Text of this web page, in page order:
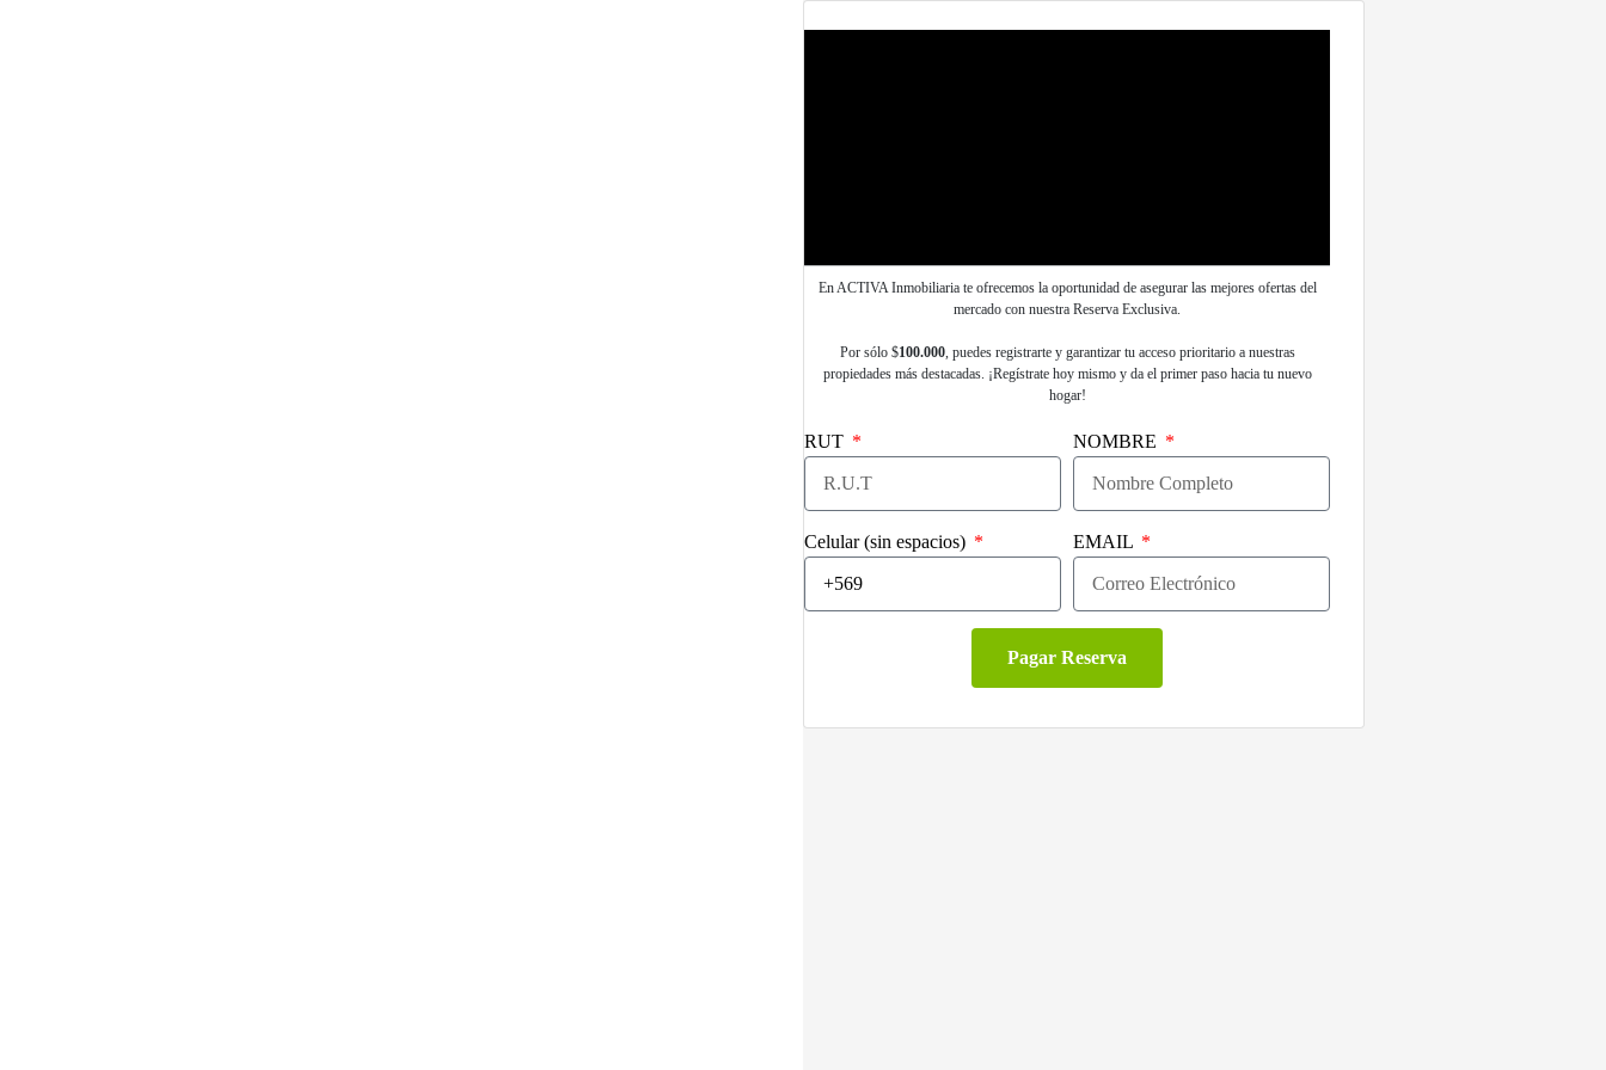
En ACTIVA Inmobiliaria te ofrecemos la oportunidad de asegurar las mejores ofertas del
mercado con nuestra Reserva Exclusiva.
Por sólo $100.000, puedes registrarte y garantizar tu acceso prioritario a nuestras
propiedades más destacadas. ¡Regístrate hoy mismo y da el primer paso hacia tu nuevo
hogar!
RUT NOMBRE
Celular (sin espacios) EMAIL
Pagar Reserva